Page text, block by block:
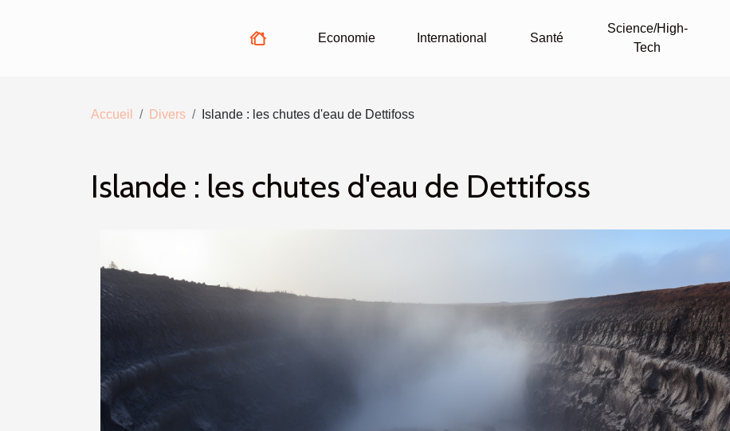
Economie International Santé
Science/High-
Tech
Accueil Divers Islande : les chutes d'eau de Dettifoss
Islande : les chutes d'eau de Dettifoss